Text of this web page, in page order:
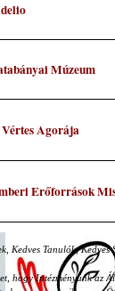
Múzeum
Agorája
Erőforrások
Kedves Tanulók, Kedves
hogy Intézményünk az